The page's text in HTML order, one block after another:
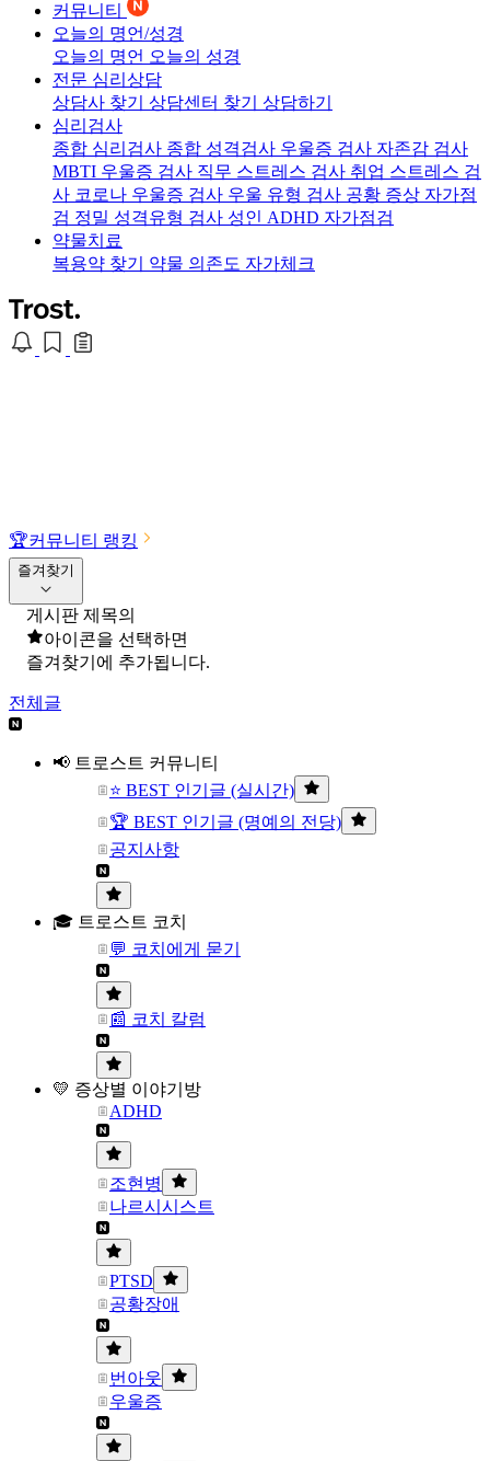
커뮤니티
오늘의 명언/성경
오늘의 명언 오늘의 성경
전문 심리상담
상담사 찾기 상담센터 찾기 상담하기
심리검사
종합 심리검사 종합 성격검사 우울증 검사 자존감 검사
MBTI 우울증 검사 직무 스트레스 검사 취업 스트레스 검
사 코로나 우울증 검사 우울 유형 검사 공황 증상 자가점
검 정밀 성격유형 검사 성인 ADHD 자가점검
약물치료
복용약 찾기 약물 의존도 자가체크
🏆커뮤니티 랭킹
즐겨찾기
게시판 제목의
아이콘을 선택하면
즐겨찾기에 추가됩니다.
전체글
📢 트로스트 커뮤니티
⭐ BEST 인기글 (실시간)
🏆 BEST 인기글 (명예의 전당)
공지사항
🎓 트로스트 코치
💬 코치에게 묻기
📰 코치 칼럼
💛 증상별 이야기방
ADHD
조현병
나르시시스트
PTSD
공황장애
번아웃
우울증